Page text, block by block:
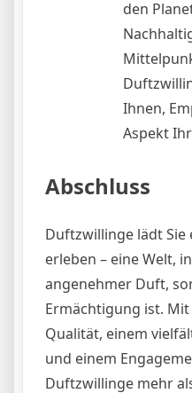
den
Ihnen,
Aspekt
Abschluss
Duftzwillinge lädt Sie
erleben – eine Welt,
angenehmer Duft,
Ermächtigung ist.
Qualität, einem
und einem
Duftzwillinge mehr